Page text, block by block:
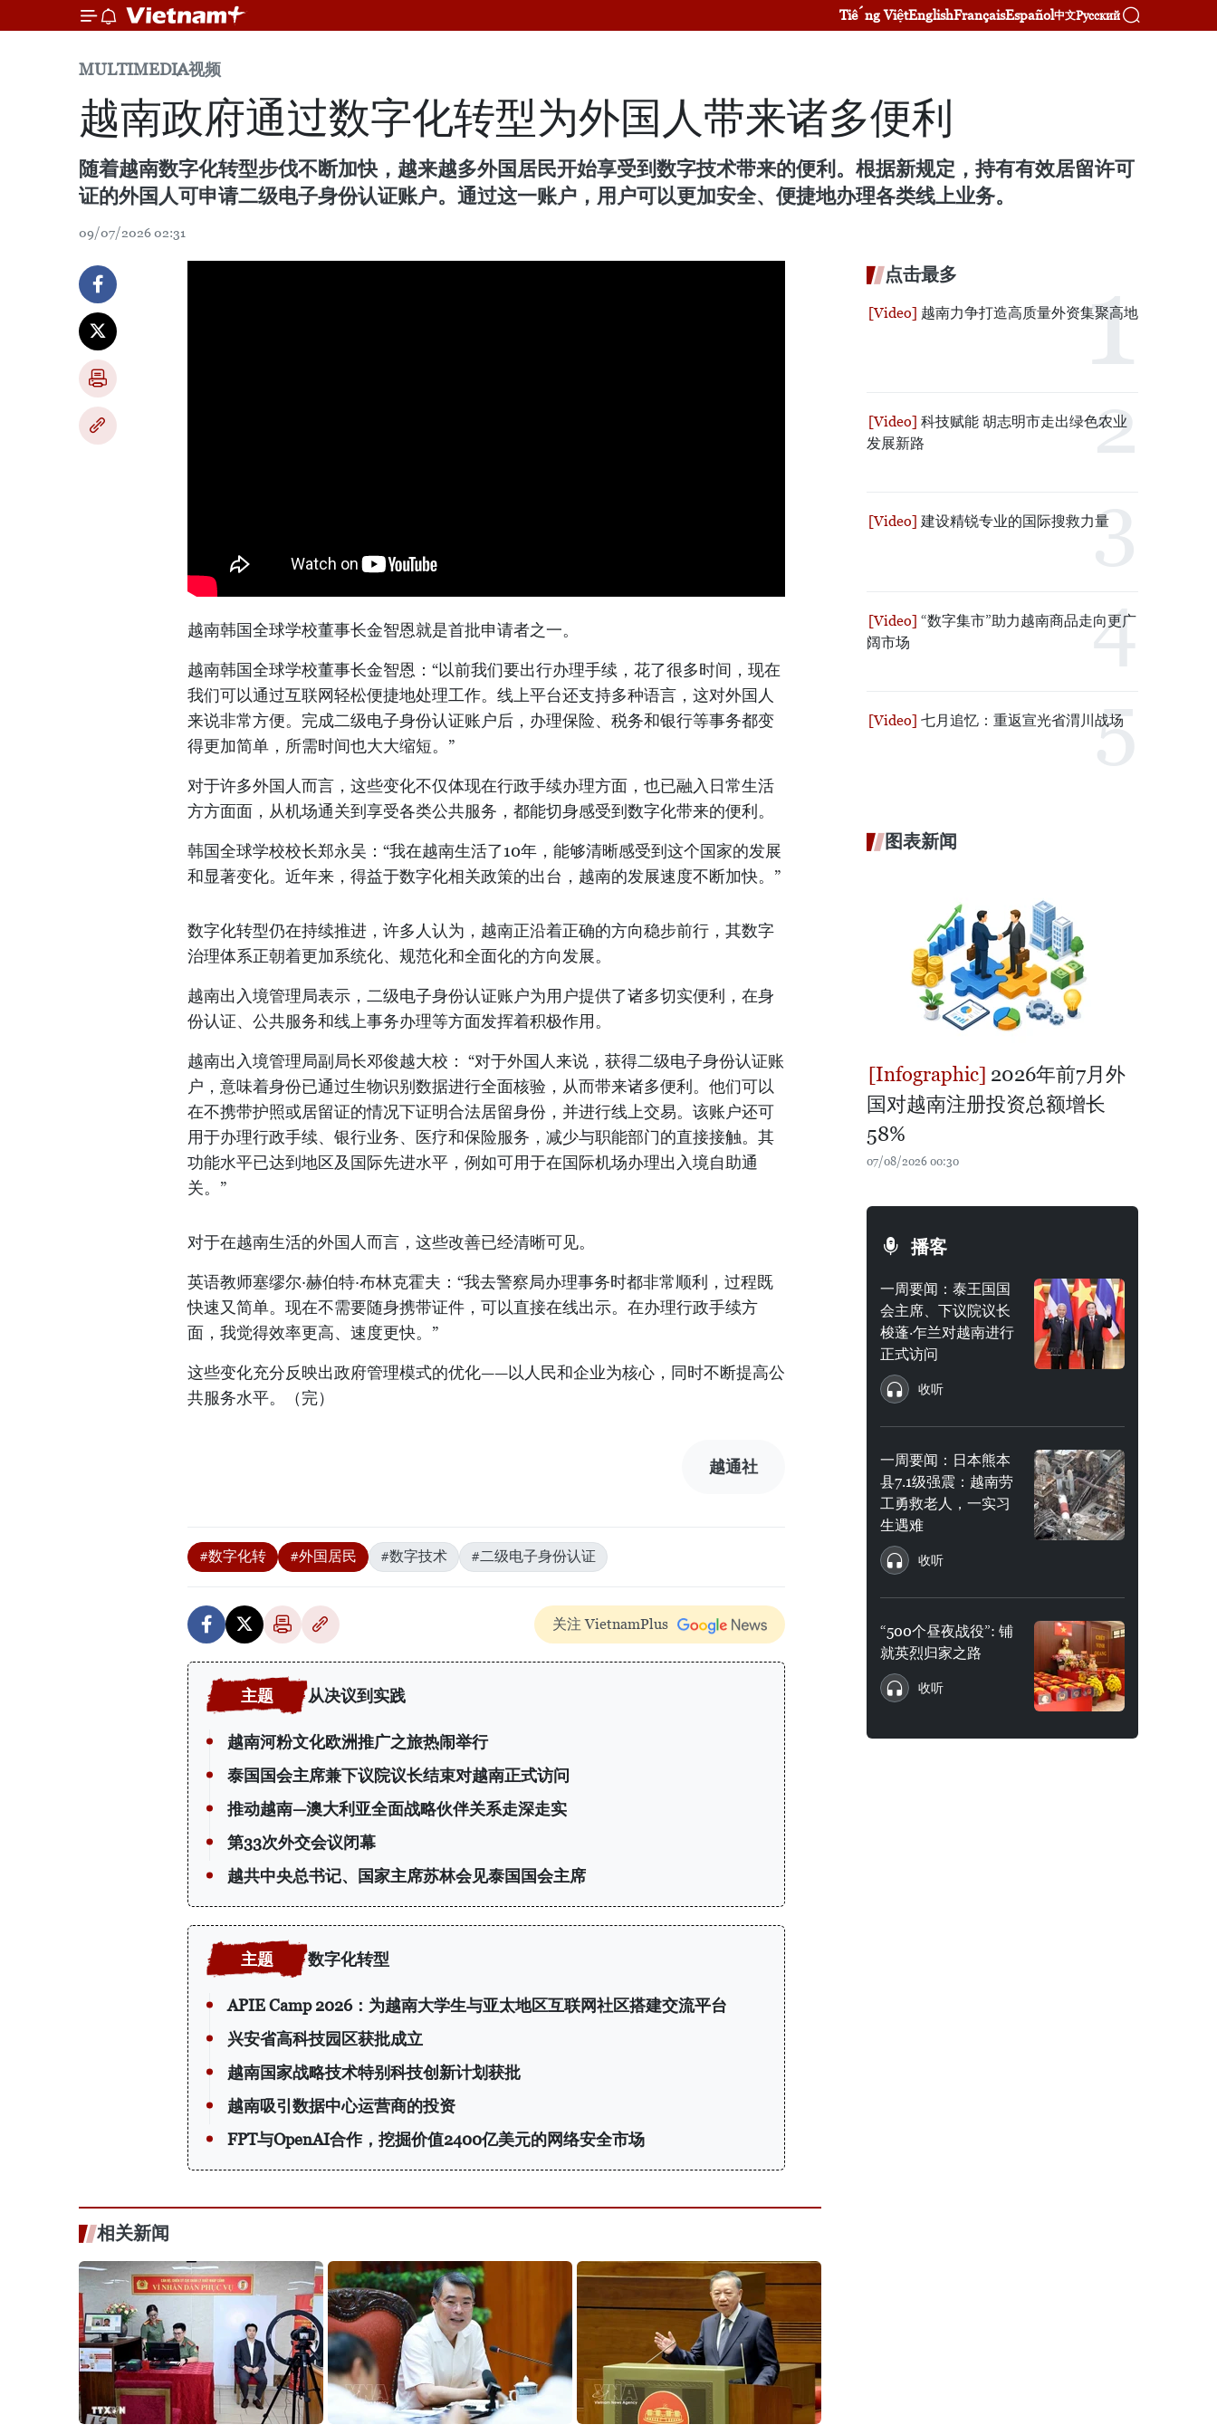
Tiếng ViệtEnglishFrançaisEspañol中文Русский
MULTIMEDIA视频
越南政府通过数字化转型为外国人带来诸多便利
随着越南数字化转型步伐不断加快，越来越多外国居民开始享受到数字技术带来的便利。根据新规定，持有有效居留许可
证的外国人可申请二级电子身份认证账户。通过这一账户，用户可以更加安全、便捷地办理各类线上业务。
09/07/2026 02:31
越南韩国全球学校董事长金智恩就是首批申请者之一。
越南韩国全球学校董事长金智恩：“以前我们要出行办理手续，花了很多时间，现在
我们可以通过互联网轻松便捷地处理工作。线上平台还支持多种语言，这对外国人
来说非常方便。完成二级电子身份认证账户后，办理保险、税务和银行等事务都变
得更加简单，所需时间也大大缩短。”
对于许多外国人而言，这些变化不仅体现在行政手续办理方面，也已融入日常生活
方方面面，从机场通关到享受各类公共服务，都能切身感受到数字化带来的便利。
韩国全球学校校长郑永吴：“我在越南生活了10年，能够清晰感受到这个国家的发展
和显著变化。近年来，得益于数字化相关政策的出台，越南的发展速度不断加快。”
数字化转型仍在持续推进，许多人认为，越南正沿着正确的方向稳步前行，其数字
治理体系正朝着更加系统化、规范化和全面化的方向发展。
越南出入境管理局表示，二级电子身份认证账户为用户提供了诸多切实便利，在身
份认证、公共服务和线上事务办理等方面发挥着积极作用。
越南出入境管理局副局长邓俊越大校： “对于外国人来说，获得二级电子身份认证账
户，意味着身份已通过生物识别数据进行全面核验，从而带来诸多便利。他们可以
在不携带护照或居留证的情况下证明合法居留身份，并进行线上交易。该账户还可
用于办理行政手续、银行业务、医疗和保险服务，减少与职能部门的直接接触。其
功能水平已达到地区及国际先进水平，例如可用于在国际机场办理出入境自助通
关。”
对于在越南生活的外国人而言，这些改善已经清晰可见。
英语教师塞缪尔·赫伯特·布林克霍夫：“我去警察局办理事务时都非常顺利，过程既
快速又简单。现在不需要随身携带证件，可以直接在线出示。在办理行政手续方
面，我觉得效率更高、速度更快。”
这些变化充分反映出政府管理模式的优化——以人民和企业为核心，同时不断提高公
共服务水平。（完）
越通社
#数字化转 #外国居民 #数字技术 #二级电子身份认证
关注 VietnamPlus
从决议到实践
越南河粉文化欧洲推广之旅热闹举行
泰国国会主席兼下议院议长结束对越南正式访问
推动越南—澳大利亚全面战略伙伴关系走深走实
第33次外交会议闭幕
越共中央总书记、国家主席苏林会见泰国国会主席
数字化转型
APIE Camp 2026：为越南大学生与亚太地区互联网社区搭建交流平台
兴安省高科技园区获批成立
越南国家战略技术特别科技创新计划获批
越南吸引数据中心运营商的投资
FPT与OpenAI合作，挖掘价值2400亿美元的网络安全市场
相关新闻
点击最多
越南力争打造高质量外资集聚高地
科技赋能 胡志明市走出绿色农业
发展新路
建设精锐专业的国际搜救力量
“数字集市”助力越南商品走向更广
阔市场
七月追忆：重返宣光省渭川战场
图表新闻
2026年前7月外
国对越南注册投资总额增长
58%
07/08/2026 00:30
播客
一周要闻：泰王国国
会主席、下议院议长
梭蓬·乍兰对越南进行
正式访问
收听
一周要闻：日本熊本
县7.1级强震：越南劳
工勇救老人，一实习
生遇难
收听
“500个昼夜战役”: 铺
就英烈归家之路
收听